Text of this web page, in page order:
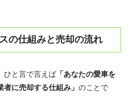
の仕組みと売却の流れ
ひと言で言えば「あなたの愛車を
に売却する仕組み」 のことで